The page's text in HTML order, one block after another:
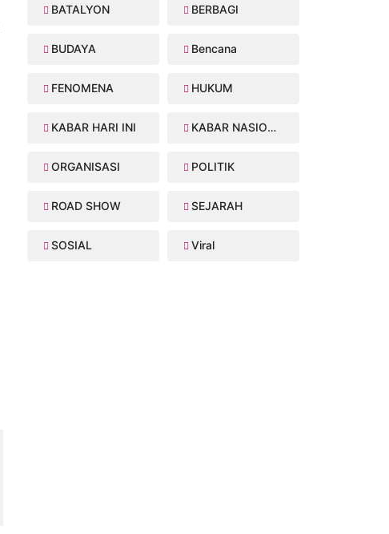
BATALYON BERBAGI
BUDAYA Bencana
FENOMENA HUKUM
KABAR HARI INI KABAR NASIONAL
ORGANISASI POLITIK
ROAD SHOW SEJARAH
SOSIAL Viral